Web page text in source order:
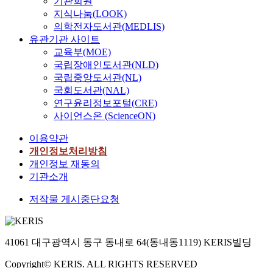
지식나눔(LOOK)
의학전자도서관(MEDLIS)
유관기관 사이트
교육부(MOE)
국립장애인도서관(NLD)
국립중앙도서관(NL)
국회도서관(NAL)
연구윤리정보포털(CRE)
사이언스온 (ScienceON)
이용약관
개인정보처리방침
개인정보 재동의
기관소개
저작물 게시중단요청
41061 대구광역시 동구 동내로 64(동내동1119) KERIS빌딩
Copyright© KERIS. ALL RIGHTS RESERVED